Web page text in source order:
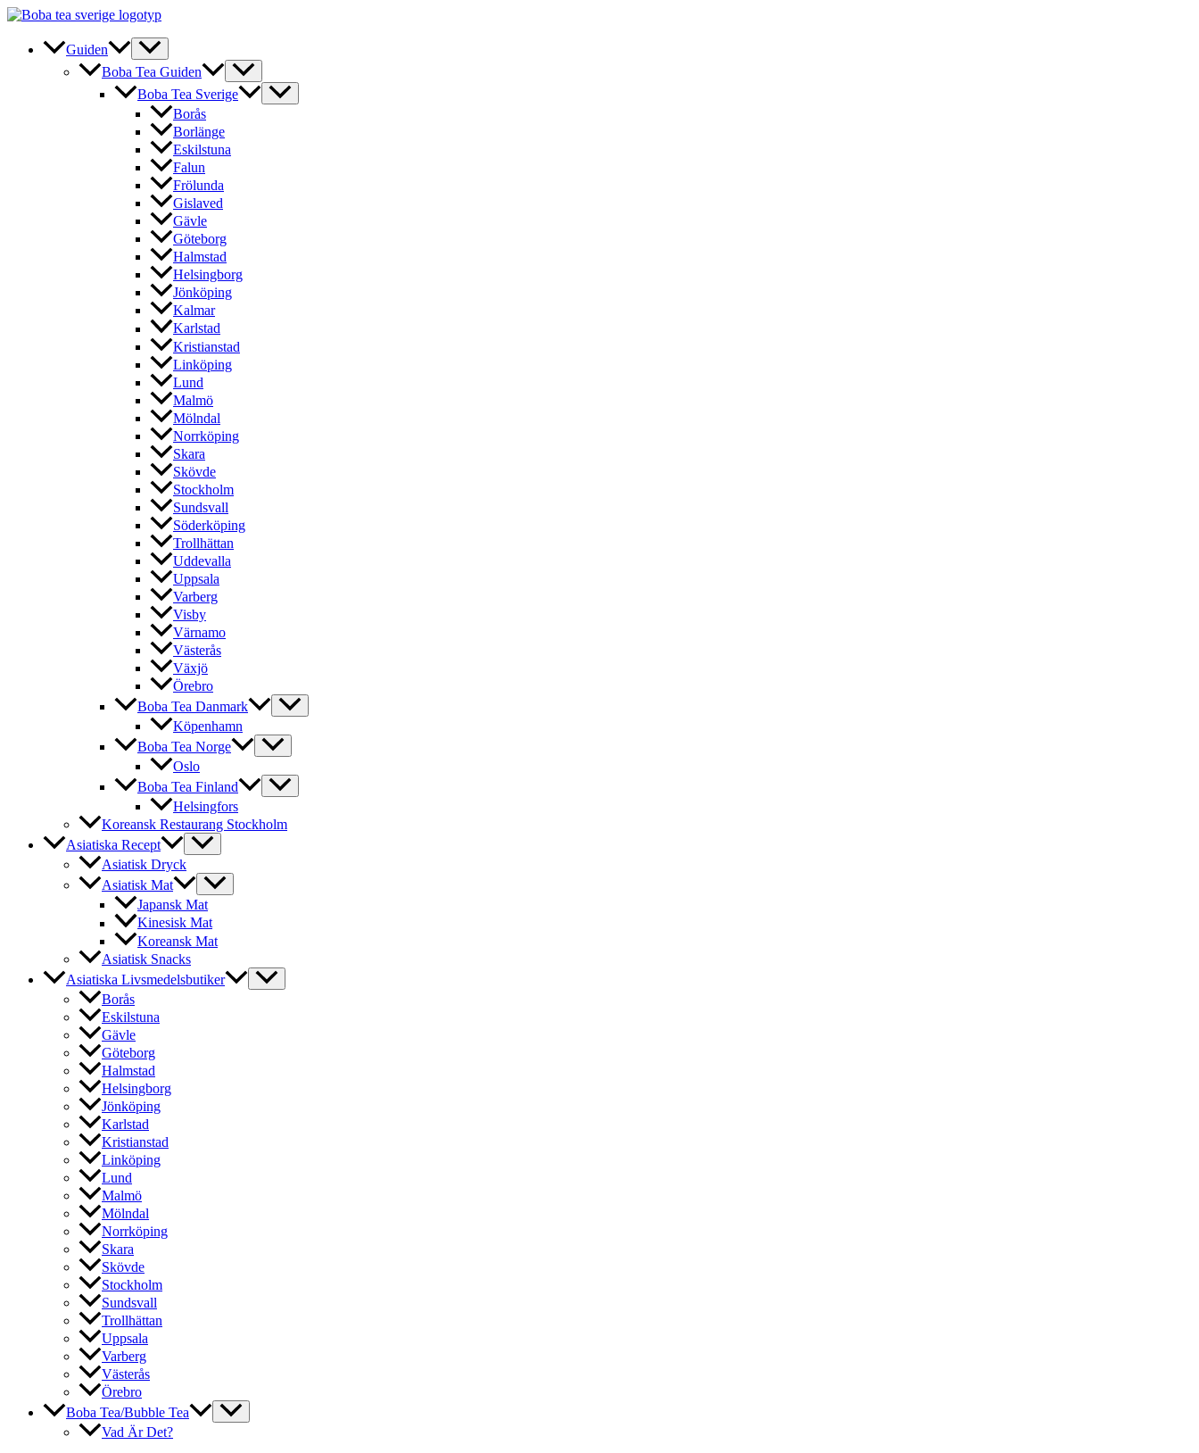
Hoppa
innehåll
Guiden
Boba Tea Guiden
Boba Tea Sverige
Borås
Borlänge
Eskilstuna
Falun
Frölunda
Gislaved
Gävle
Göteborg
Halmstad
Helsingborg
Jönköping
Kalmar
Karlstad
Kristianstad
Linköping
Lund
Malmö
Mölndal
Norrköping
Skara
Skövde
Stockholm
Sundsvall
Söderköping
Trollhättan
Uddevalla
Uppsala
Varberg
Visby
Värnamo
Västerås
Växjö
Örebro
Boba Tea Danmark
Köpenhamn
Boba Tea Norge
Oslo
Boba Tea Finland
Helsingfors
Koreansk Restaurang Stockholm
Asiatiska Recept
Asiatisk Dryck
Asiatisk Mat
Japansk Mat
Kinesisk Mat
Koreansk Mat
Asiatisk Snacks
Asiatiska Livsmedelsbutiker
Borås
Eskilstuna
Gävle
Göteborg
Halmstad
Helsingborg
Jönköping
Karlstad
Kristianstad
Linköping
Lund
Malmö
Mölndal
Norrköping
Skara
Skövde
Stockholm
Sundsvall
Trollhättan
Uppsala
Varberg
Västerås
Örebro
Boba Tea/Bubble Tea
Vad Är Det?